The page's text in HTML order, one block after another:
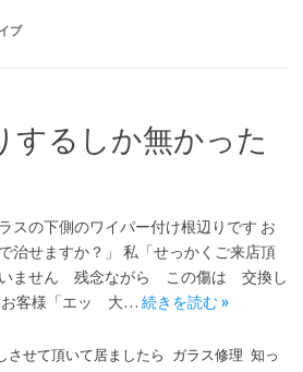
ブ
するしか無かった
スの下側のワイパー付け根辺りです お
せますか？」 私「せっかくご来店頂
いません 残念ながら この傷は 交換し
お客様「エッ 大… 続きを読む »
させて頂いて居ましたら ガラス修理 知っ